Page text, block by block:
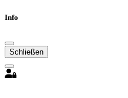
Info
Schließen